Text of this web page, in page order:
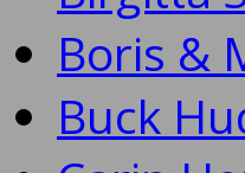
Boris &
Buck